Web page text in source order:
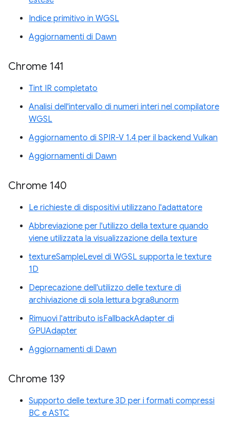
Indice primitivo in WGSL
Aggiornamenti di Dawn
Chrome 141
Tint IR completato
Analisi dell'intervallo di numeri interi nel compilatore
WGSL
Aggiornamento di SPIR-V 1.4 per il backend Vulkan
Aggiornamenti di Dawn
Chrome 140
Le richieste di dispositivi utilizzano l'adattatore
Abbreviazione per l'utilizzo della texture quando
viene utilizzata la visualizzazione della texture
textureSampleLevel di WGSL supporta le texture
1D
Deprecazione dell'utilizzo delle texture di
archiviazione di sola lettura bgra8unorm
Rimuovi l'attributo isFallbackAdapter di
GPUAdapter
Aggiornamenti di Dawn
Chrome 139
Supporto delle texture 3D per i formati compressi
BC e ASTC